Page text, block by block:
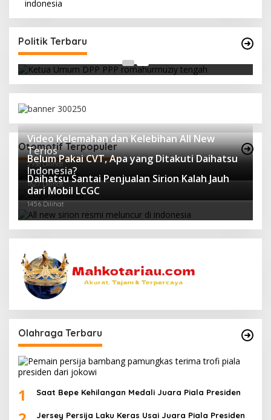
Politik Terbaru
Strategi PPP Menangkan Duet Ganjar dan Gus
Yasin
Otomotif Terpopuler
Video Kelemahan dan Kelebihan All New
Terios
2938 Dilihat
Belum Pakai CVT, Apa yang Ditakuti Daihatsu
Indonesia?
1627 Dilihat
Daihatsu Santai Penjualan Sirion Kalah Jauh
dari Mobil LCGC
1456 Dilihat
Olahraga Terbaru
1 Saat Bepe Kehilangan Medali Juara Piala Presiden
Jersey Persija Laku Keras Usai Juara Piala Presiden